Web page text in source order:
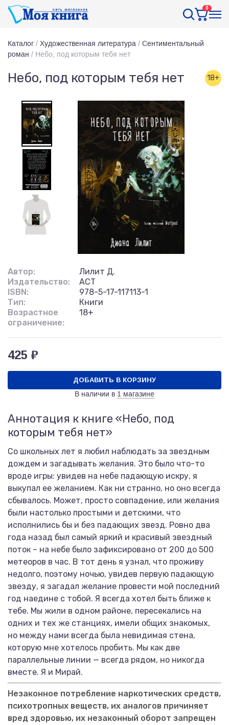
0
Каталог / Художественная литература / Сентиментальный
роман / Небо, под которым тебя нет
Небо, под которым тебя нет 18+
Автор:
Лилит Д.
Издательство:
АСТ
ISBN:
978-5-17-117113-1
Тип:
Книги
Возрастное
ограничение:
18+
425 ₽
ДОБАВИТЬ В КОРЗИНУ
В наличии в 1 магазине
Аннотация к книге «Небо, под
которым тебя нет»
Со школьных лет я любил наблюдать за звездным
дождем и загадывать желания. Это было что-то
вроде игры: увидев на небе падающую искру, я
выкупал ее желанием. Как ни странно, но оно всегда
сбывалось. Может, просто совпадение, или желания
были настолько простыми и детскими, что
исполнились бы и без падающих звезд. Ровно два
года назад был самый яркий и красивый звездный
поток – на небе было зафиксировано от 200 до 500
метеоров в час. В тот день я узнал, что проживу
недолго, поэтому ночью, увидев первую падающую
звезду, я загадал желание провести мой последний
год наедине с тобой. Я всегда хотел быть ближе к
тебе. Мы жили в одном районе, пересекались на
одних и тех же станциях, имели общих знакомых,
но между нами всегда была невидимая стена,
которую мне хотелось пробить. Мы как две
параллельные линии — всегда рядом, но никогда
вместе. Я и Мирай.
Незаконное потребление наркотических средств,
психотропных веществ, их аналогов причиняет
вред здоровью, их незаконный оборот запрещен